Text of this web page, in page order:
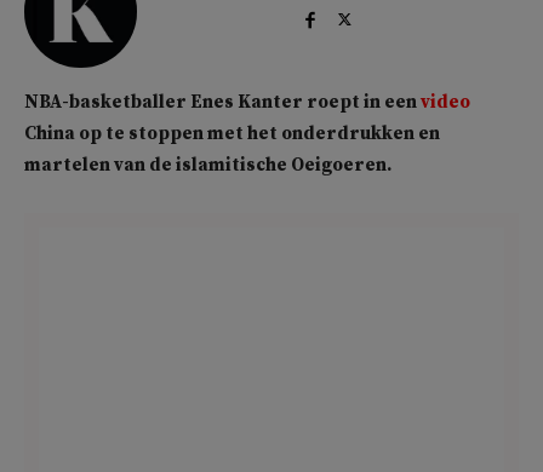
NBA-basketballer Enes Kanter roept in eenvideo
China op te stoppen met het onderdrukken en
martelen van de islamitische Oeigoeren.